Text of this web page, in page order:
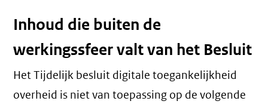
Inhoud die buiten de
werkingssfeer valt van het Besluit
Het Tijdelijk besluit digitale toegankelijkheid
overheid is niet van toepassing op de volgende